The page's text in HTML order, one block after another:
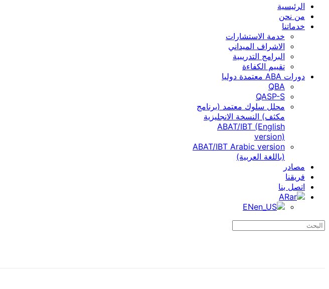
الرئيسية
من نحن
خدماتنا
خدمة الاستشارات
الاشراف الميداني
البرامج التدريبية
تقييم الكفاءة
دورات ABA معتمدة دوليا
QBA
QASP-S
محلل سلوك معتمد (برنامج
مكثف) النسخة الانجليزية
ABAT/IBT (English
version)
ABAT/IBT Arabic version
(باللغة العربية)
مصادر
فريقنا
اتصل بنا
AR
EN
Search
for: